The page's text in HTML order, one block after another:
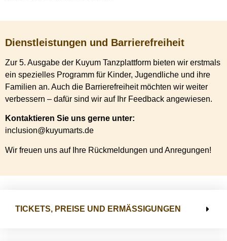
Dienstleistungen und Barrierefreiheit
Zur 5. Ausgabe der Kuyum Tanzplattform bieten wir erstmals
ein spezielles Programm für Kinder, Jugendliche und ihre
Familien an. Auch die Barrierefreiheit möchten wir weiter
verbessern – dafür sind wir auf Ihr Feedback angewiesen.
Kontaktieren Sie uns gerne unter:
inclusion@kuyumarts.de
Wir freuen uns auf Ihre Rückmeldungen und Anregungen!
TICKETS, PREISE UND ERMÄSSIGUNGEN